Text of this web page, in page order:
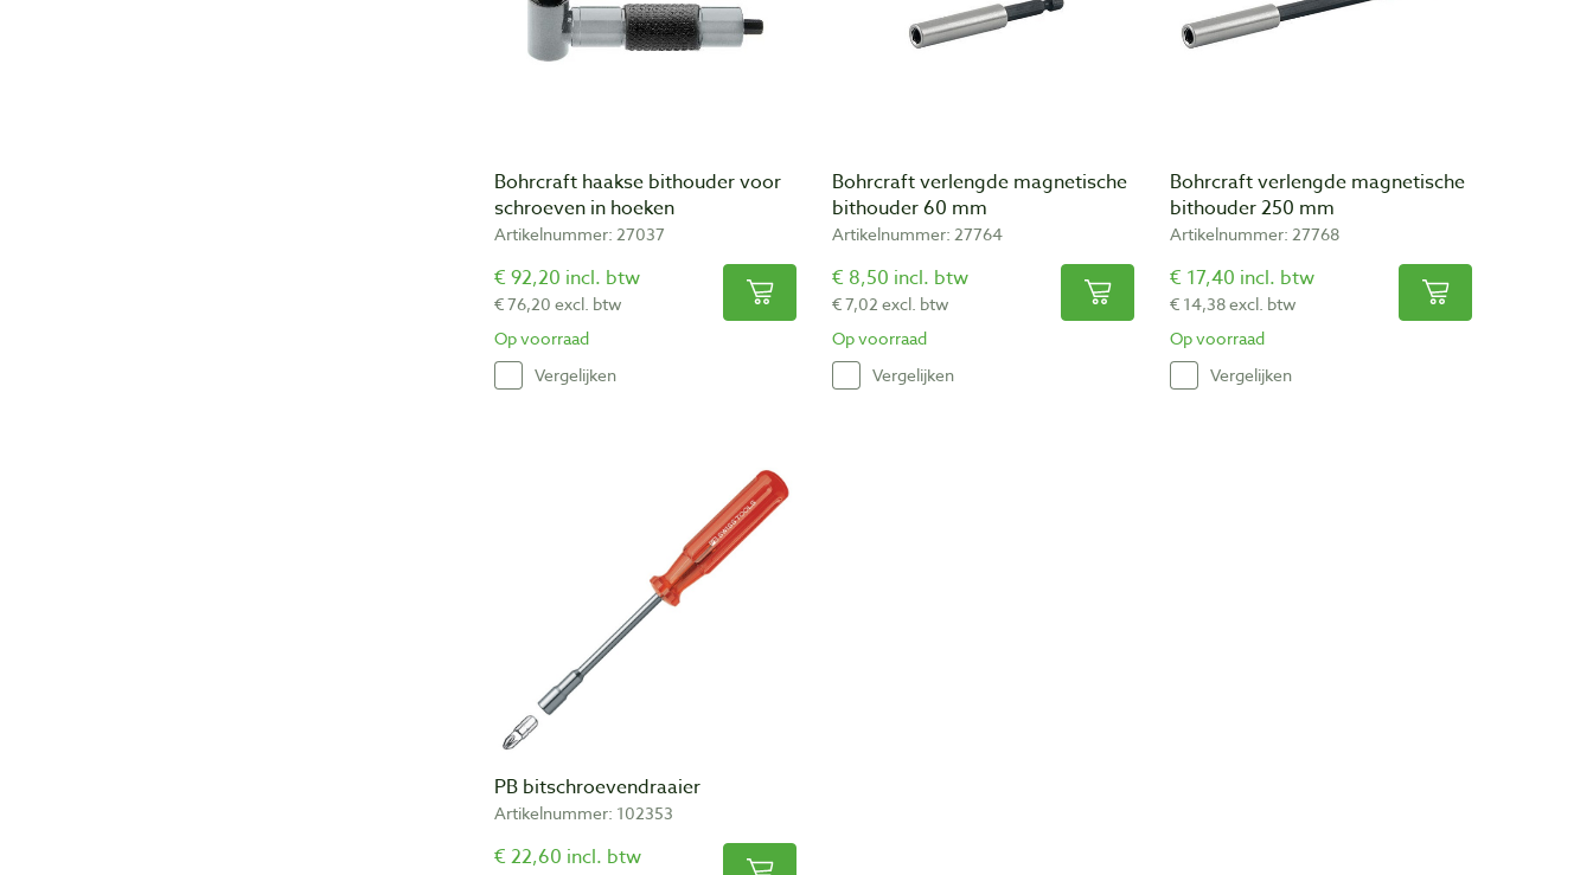
Bohrcraft haakse bithouder voor
schroeven in hoeken
Artikelnummer: 27037
€ 92,20 incl. btw
€ 76,20 excl. btw
Op voorraad
Vergelijken
Bohrcraft verlengde magnetische
bithouder 60 mm
Artikelnummer: 27764
€ 8,50 incl. btw
€ 7,02 excl. btw
Op voorraad
Vergelijken
Bohrcraft verlengde magnetische
bithouder 250 mm
Artikelnummer: 27768
€ 17,40 incl. btw
€ 14,38 excl. btw
Op voorraad
Vergelijken
PB bitschroevendraaier
Artikelnummer: 102353
€ 22,60 incl. btw